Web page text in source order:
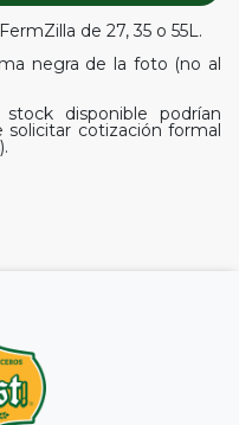
de 27, 35 o 55L.
negra de la foto (no al
disponible podrían
solicitar cotización formal